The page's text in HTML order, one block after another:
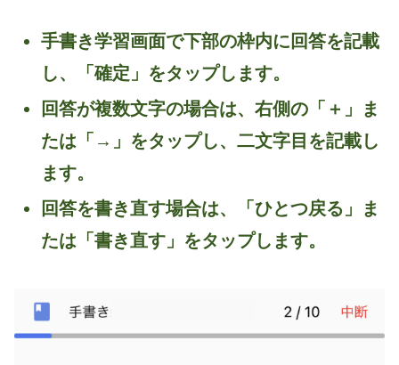
手書き学習画面で下部の枠内に回答を記載
し、「確定」をタップします。
回答が複数文字の場合は、右側の「＋」ま
たは「→」をタップし、二文字目を記載し
ます。
回答を書き直す場合は、「ひとつ戻る」ま
たは「書き直す」をタップします。